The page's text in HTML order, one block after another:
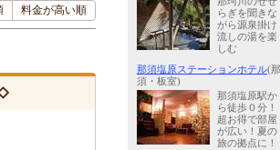
料金が高い順
らぎを聞きな
がら源泉掛け
流しの湯を楽
しむ
那須塩原ステーションホテル(那
須・板室)
那須塩原駅か
ら徒歩０分！
超お得で部屋
が広い！夏の
旅の拠点に！